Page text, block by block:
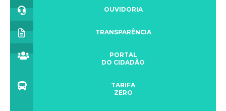
OUVIDORIA
TRANSPARÊNCIA
PORTAL
DO CIDADÃO
TARIFA
ZERO